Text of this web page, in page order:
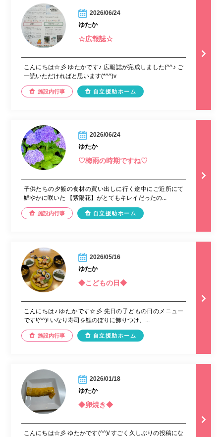
2026/06/24
ゆたか
☆広報誌☆
こんにちは☆彡 ゆたかです♪ 広報誌が完成しました(^^♪ ご
一読いただければと思います(*^^)v
施設内行事 自立援助ホーム
2026/06/24
ゆたか
♡梅雨の時期ですね♡
子供たちの夕飯の食材の買い出しに行く途中にご近所にて
鮮やかに咲いた 【紫陽花】がとてもキレイだったの...
施設内行事 自立援助ホーム
2026/05/16
ゆたか
◆こどもの日◆
こんにちは♪ ゆたかです☆彡 先日の子どもの日のメニュー
です!(^^)! いなり寿司を鯉のぼりに飾りつけ、...
施設内行事 自立援助ホーム
2026/01/18
ゆたか
◆卵焼き◆
こんにちは☆彡 ゆたかです(^^)/ すごく久しぶりの投稿にな